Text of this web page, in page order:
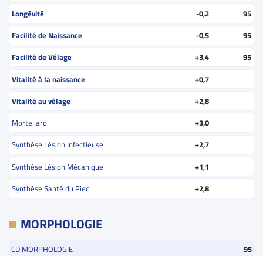
Longévité -0,2
95
Facilité de Naissance
-0,5
95
Facilité de Vélage
+3,4
95
Vitalité à la naissance
+0,7
Vitalité au vêlage
+2,8
Mortellaro
+3,0
Synthèse Lésion Infectieuse
+2,7
Synthèse Lésion Mécanique
+1,1
Synthèse Santé du Pied
+2,8
MORPHOLOGIE
CD MORPHOLOGIE
95